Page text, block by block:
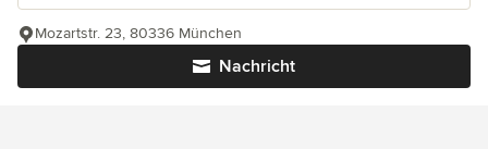
Nachricht
Mozartstr. 23, 80336 München